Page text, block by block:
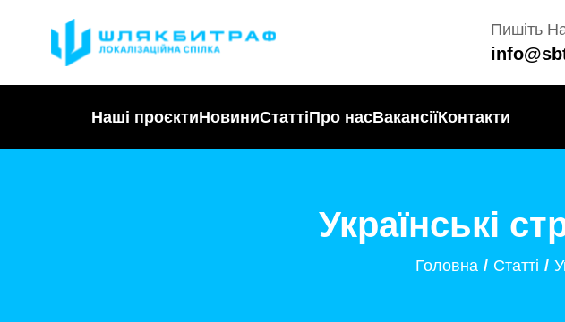
Пишіть
Наші проєктиНовиниСтаттіПро насВакансіїКонтакти
Українські
Головна Статті